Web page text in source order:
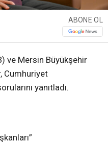
ABONE OL
ve Mersin Büyükşehir
Cumhuriyet
yanıtladı.